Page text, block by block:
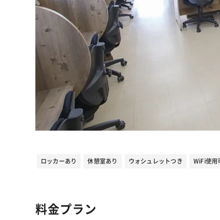
ロッカーあり 休憩室あり ウォシュレットつき WiFi使用
料金プラン